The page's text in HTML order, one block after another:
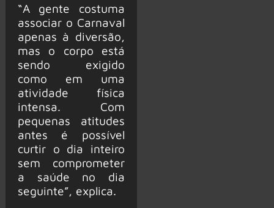
“A gente costuma
associar o Carnaval
apenas à diversão,
mas o corpo está
sendo exigido
como em uma
atividade física
intensa. Com
pequenas atitudes
antes é possível
curtir o dia inteiro
sem comprometer
a saúde no dia
seguinte”, explica.